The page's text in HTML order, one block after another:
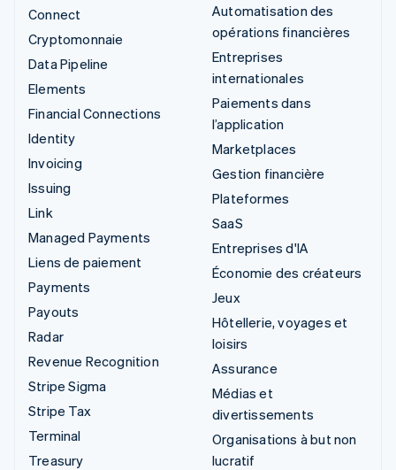
Connect
Cryptomonnaie
Data Pipeline
Elements
Financial Connections
Identity
Invoicing
Issuing
Link
Managed Payments
Liens de paiement
Payments
Payouts
Radar
Revenue Recognition
Stripe Sigma
Stripe Tax
Terminal
Treasury
Automatisation des
opérations financières
Entreprises
internationales
Paiements dans
l’application
Marketplaces
Gestion financière
Plateformes
SaaS
Entreprises d'IA
Économie des créateurs
Jeux
Hôtellerie, voyages et
loisirs
Assurance
Médias et
divertissements
Organisations à but non
lucratif